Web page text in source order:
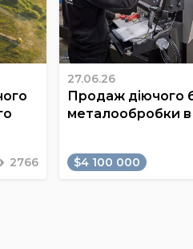
2766
27.06.26
Продаж діючого
металообробки в
$4 100 000